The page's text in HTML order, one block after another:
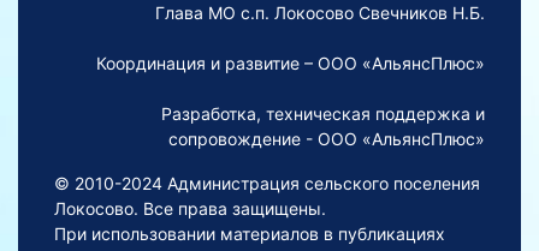
Глава МО с.п. Локосово Свечников Н.Б.
Координация и развитие – ООО «АльянсПлюс»
Разработка, техническая поддержка и
сопровождение - ООО «АльянсПлюс»
© 2010-2024 Администрация сельского поселения
Локосово. Все права защищены.
При использовании материалов в публикациях